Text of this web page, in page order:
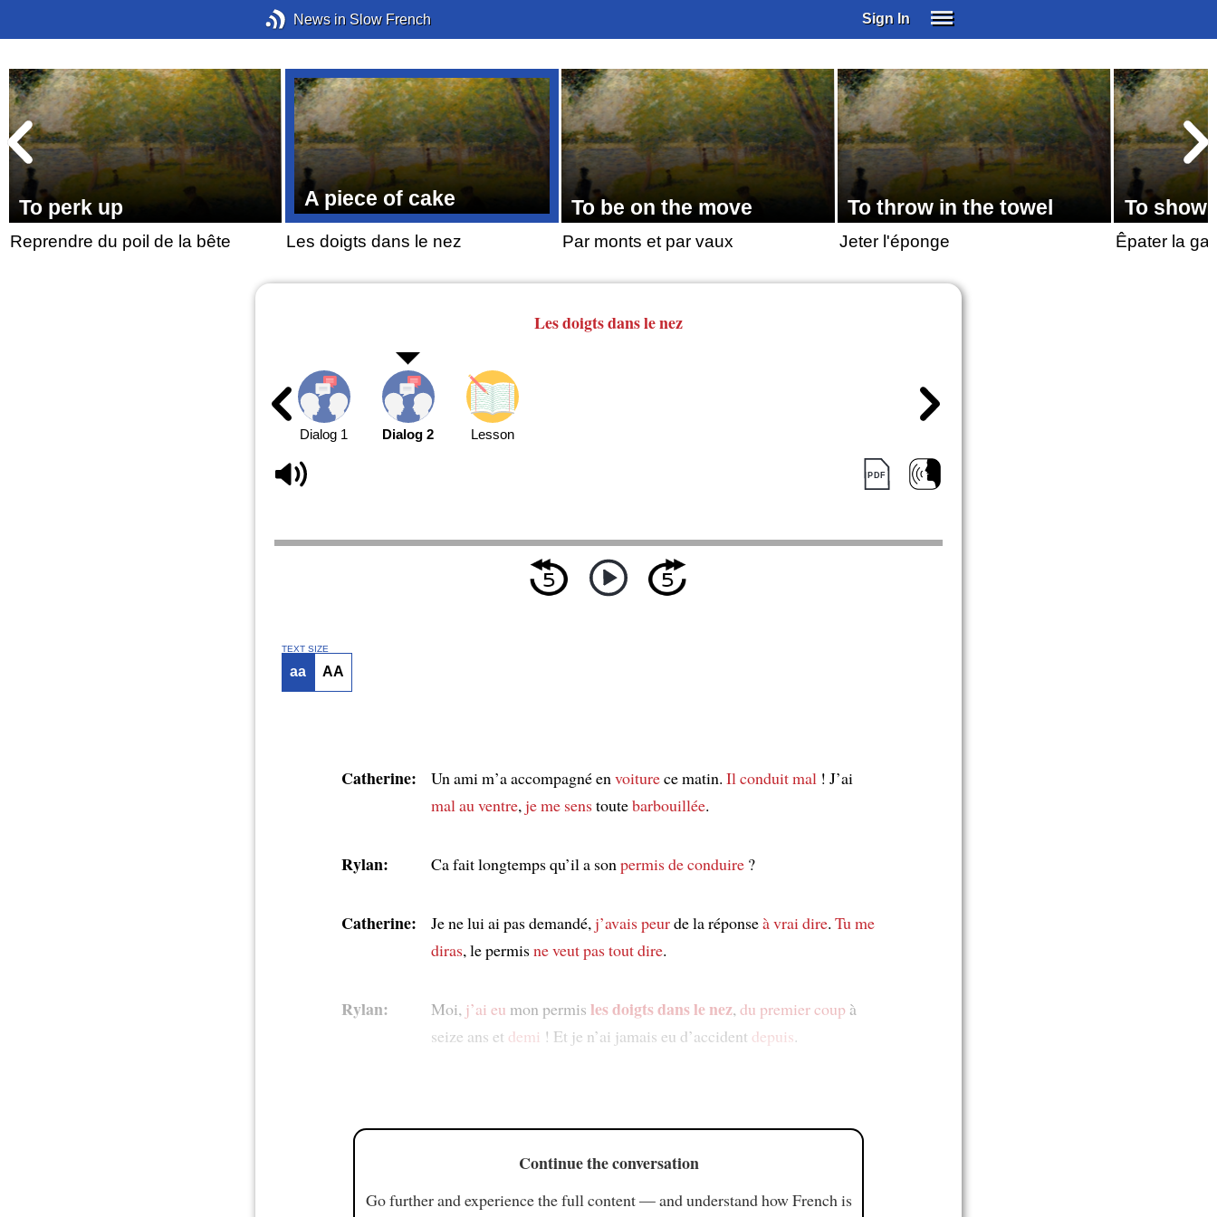
News in Slow French Sign In
SUBSCRIBE
EDUCATIONAL LICENSES
GIFT CARDS
OTHER LANGUAGES
ABOUT US
ALEXA
ADJUST COLORS
To perk up
Reprendre du poil de la bête
A piece of cake
Les doigts dans le nez
To be on the move
Par monts et par vaux
To throw in the towel
Jeter l'éponge
To show
Êpater la
Les doigtsdans le nez
Dialog 1 Dialog 2 Lesson
TEXT SIZE
aa AA
Catherine: Un ami m’a accompagné en voiturece matin. Il conduitmal ! J’ai
mal au ventre, je me senstoutebarbouillée.
Rylan: Ca fait longtemps qu’il a son permis de conduire?
Catherine: Je ne lui ai pas demandé, j’avais peurde la réponseà vrai dire. Tu me
diras, le permisne veut pas tout dire.
Rylan: Moi, j’ai eu mon permis les doigts dans le nez, du premier coup à
seize ans et demi ! Et je n’ai jamais eu d’accident depuis.
Continue the conversation
Go further and experience the full content — and understand how French is